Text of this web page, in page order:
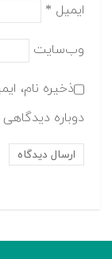
ایمیل *
وب‌سایت
ذخیره نام،
دوباره